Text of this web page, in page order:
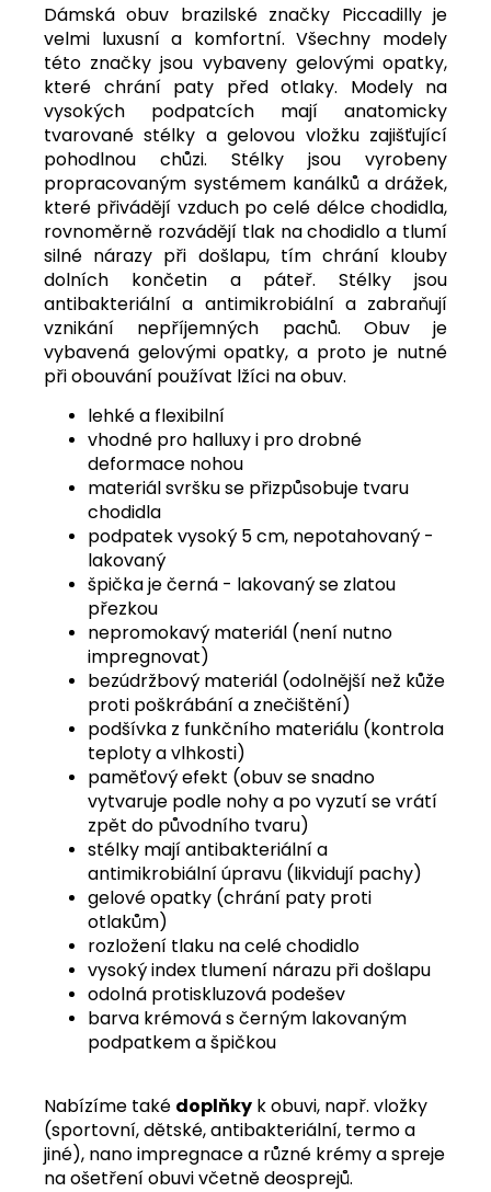
Dámská obuv brazilské značky Piccadilly je
velmi luxusní a komfortní. Všechny modely
této značky jsou vybaveny gelovými opatky,
které chrání paty před otlaky. Modely na
vysokých podpatcích mají anatomicky
tvarované stélky a gelovou vložku zajišťující
pohodlnou chůzi. Stélky jsou vyrobeny
propracovaným systémem kanálků a drážek,
které přivádějí vzduch po celé délce chodidla,
rovnoměrně rozvádějí tlak na chodidlo a tlumí
silné nárazy při došlapu, tím chrání klouby
dolních končetin a páteř. Stélky jsou
antibakteriální a antimikrobiální a zabraňují
vznikání nepříjemných pachů. Obuv je
vybavená gelovými opatky, a proto je nutné
při obouvání používat lžíci na obuv.
lehké a flexibilní
vhodné pro halluxy i pro drobné
deformace nohou
materiál svršku se přizpůsobuje tvaru
chodidla
podpatek vysoký 5 cm, nepotahovaný -
lakovaný
špička je černá - lakovaný se zlatou
přezkou
nepromokavý materiál (není nutno
impregnovat)
bezúdržbový materiál (odolnější než kůže
proti poškrábání a znečištění)
podšívka z funkčního materiálu (kontrola
teploty a vlhkosti)
paměťový efekt (obuv se snadno
vytvaruje podle nohy a po vyzutí se vrátí
zpět do původního tvaru)
stélky mají antibakteriální a
antimikrobiální úpravu (likvidují pachy)
gelové opatky (chrání paty proti
otlakům)
rozložení tlaku na celé chodidlo
vysoký index tlumení nárazu při došlapu
odolná protiskluzová podešev
barva krémová s černým lakovaným
podpatkem a špičkou
Nabízíme také doplňky k obuvi, např. vložky
(sportovní, dětské, antibakteriální, termo a
jiné), nano impregnace a různé krémy a spreje
na ošetření obuvi včetně deosprejů.